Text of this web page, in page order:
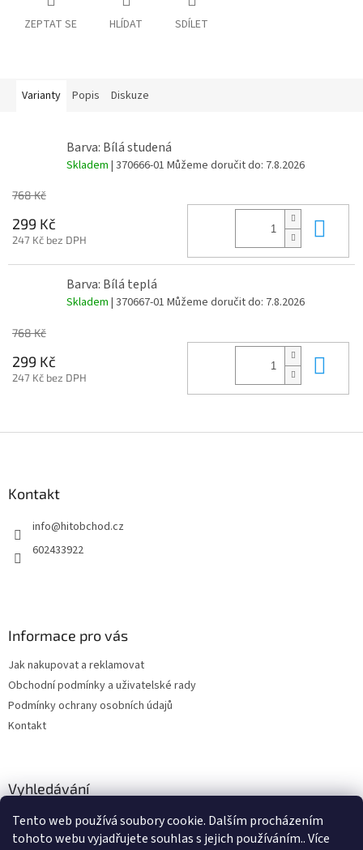
Tento web používá soubory cookie. Dalším procházením
tohoto webu vyjadřujete souhlas s jejich používáním.. Více
ZEPTAT SE HLÍDAT SDÍLET
Varianty Popis Diskuze
Barva: Bílá studená
Skladem | 370666-01 Můžeme doručit do: 7.8.2026
768 Kč
299 Kč
247 Kč bez DPH
Barva: Bílá teplá
Skladem | 370667-01 Můžeme doručit do: 7.8.2026
768 Kč
299 Kč
247 Kč bez DPH
Kontakt
info@hitobchod.cz
602433922
Informace pro vás
Jak nakupovat a reklamovat
Obchodní podmínky a uživatelské rady
Podmínky ochrany osobních údajů
Kontakt
Vyhledávání